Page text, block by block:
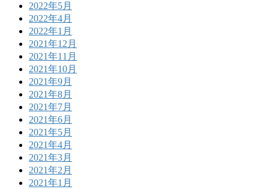
2022年5月
2022年4月
2022年1月
2021年12月
2021年11月
2021年10月
2021年9月
2021年8月
2021年7月
2021年6月
2021年5月
2021年4月
2021年3月
2021年2月
2021年1月